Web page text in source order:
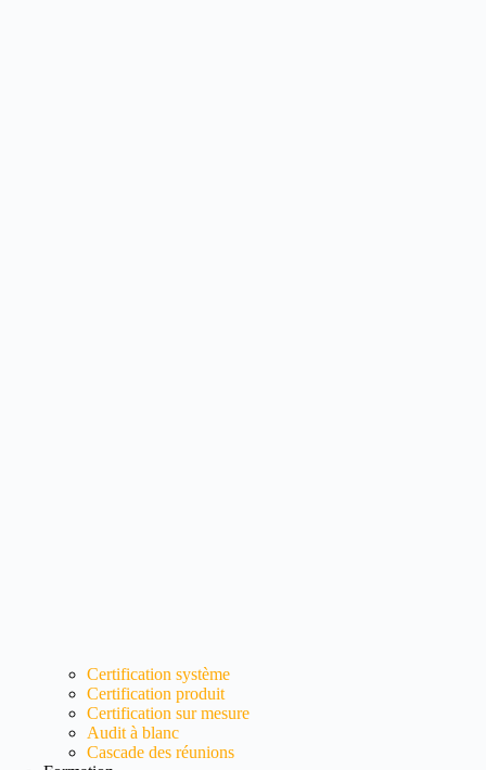
Certification système
Certification produit
Certification sur mesure
Audit à blanc
Cascade des réunions